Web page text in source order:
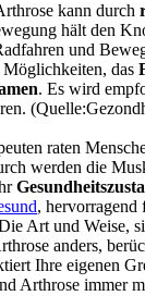
kann durch
hält den
und
Möglichkeiten, das
. Es wird
raten
werden die
,
Art und Weise,
anders,
Ihre eigenen
Arthrose immer